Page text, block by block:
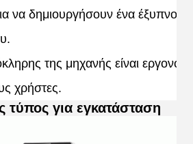
να δημιουργήσουν ένα έξυπνο
της μηχανής είναι
χρήστες.
τύπος για εγκατάσταση